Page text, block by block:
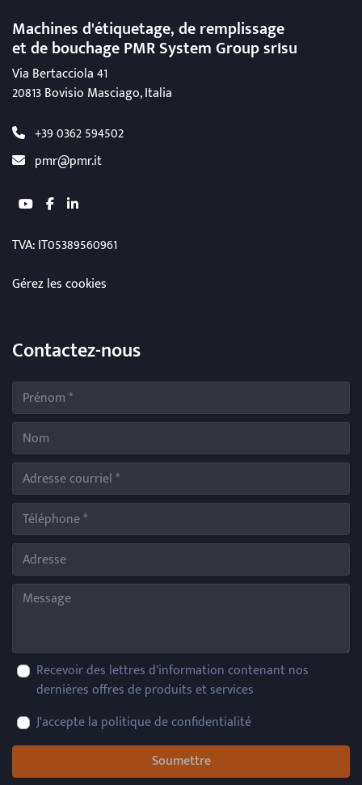
Machines d'étiquetage, de remplissage
et de bouchagePMR System Group srIsu
Via Bertacciola 41
20813 Bovisio Masciago, Italia
+39 0362 594502
pmr@pmr.it
youtubefacebooklinkedin
TVA: IT05389560961
Gérez les cookies
Contactez-nous
Recevoir des lettres d'information contenant nos
dernières offres de produits et services
J'accepte la politique de confidentialité
Soumettre